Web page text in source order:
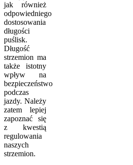
jak również
odpowiedniego
dostosowania
długości
puślisk.
Długość
strzemion ma
także istotny
wpływ na
bezpieczeństwo
podczas
jazdy. Należy
zatem lepiej
zapoznać się
z kwestią
regulowania
naszych
strzemion.